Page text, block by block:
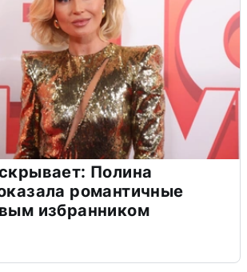
Полина
романтичные
избранником